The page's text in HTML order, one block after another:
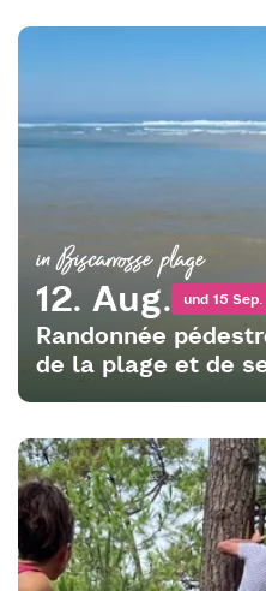
in Biscarrosse plage
12. Aug. und 15 Sep.
Randonnée
de la plage et de